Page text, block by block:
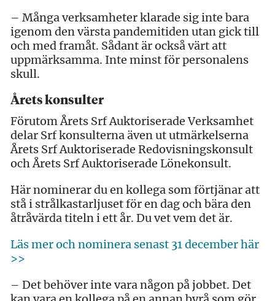
– Många verksamheter klarade sig inte bara
igenom den värsta pandemitiden utan gick till
och med framåt. Sådant är också värt att
uppmärksamma. Inte minst för personalens
skull.
Årets konsulter
Förutom Årets Srf Auktoriserade Verksamhet
delar Srf konsulterna även ut utmärkelserna
Årets Srf Auktoriserade Redovisningskonsult
och Årets Srf Auktoriserade Lönekonsult.
Här nominerar du en kollega som förtjänar att
stå i strålkastarljuset för en dag och bära den
åtråvärda titeln i ett år. Du vet vem det är.
Läs mer och nominera senast 31 december här
>>
– Det behöver inte vara någon på jobbet. Det